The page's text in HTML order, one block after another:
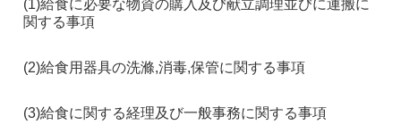
(1)給食に必要な物資の購入及び献立調理並びに運搬に
関する事項
(2)給食用器具の洗滌,消毒,保管に関する事項
(3)給食に関する経理及び一般事務に関する事項